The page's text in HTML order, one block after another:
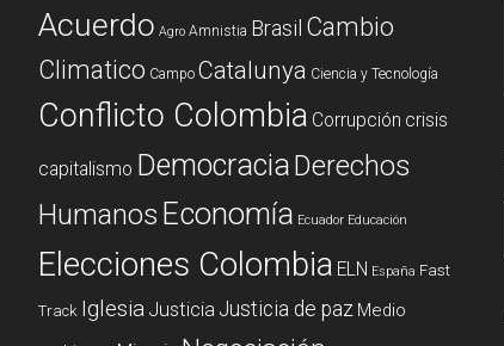
Acuerdo Agro Amnistia Brasil Cambio
Climatico Campo Catalunya Ciencia y Tecnología
Conflicto Colombia Corrupción crisis
capitalismo DemocraciaDerechos
Humanos Economía Ecuador Educación
Elecciones Colombia ELN España Fast
Track Iglesia Justicia Justicia de paz Medio